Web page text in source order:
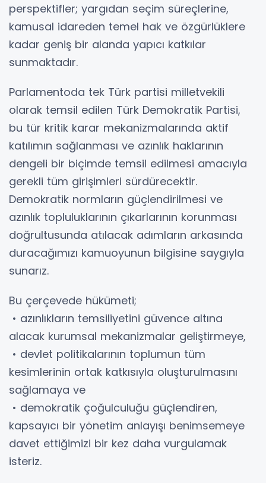
perspektifler; yargıdan seçim süreçlerine,
kamusal idareden temel hak ve özgürlüklere
kadar geniş bir alanda yapıcı katkılar
sunmaktadır.
Parlamentoda tek Türk partisi milletvekili
olarak temsil edilen Türk Demokratik Partisi,
bu tür kritik karar mekanizmalarında aktif
katılımın sağlanması ve azınlık haklarının
dengeli bir biçimde temsil edilmesi amacıyla
gerekli tüm girişimleri sürdürecektir.
Demokratik normların güçlendirilmesi ve
azınlık topluluklarının çıkarlarının korunması
doğrultusunda atılacak adımların arkasında
duracağımızı kamuoyunun bilgisine saygıyla
sunarız.
Bu çerçevede hükümeti;
• azınlıkların temsiliyetini güvence altına
alacak kurumsal mekanizmalar geliştirmeye,
• devlet politikalarının toplumun tüm
kesimlerinin ortak katkısıyla oluşturulmasını
sağlamaya ve
• demokratik çoğulculuğu güçlendiren,
kapsayıcı bir yönetim anlayışı benimsemeye
davet ettiğimizi bir kez daha vurgulamak
isteriz.